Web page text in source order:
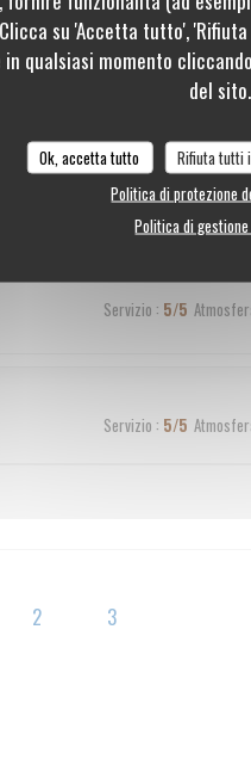
su 'Accetta tutto',
qualsiasi momento
del sito.
Ok, accetta tutto Rifiuta tutti
Politica di protezione
Politica di
accords mets/vins
Servizio : 5/5
Servizio : 5/5
2 3